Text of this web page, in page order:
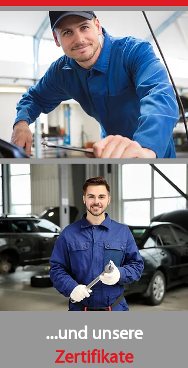
...und unsere
Zertifikate